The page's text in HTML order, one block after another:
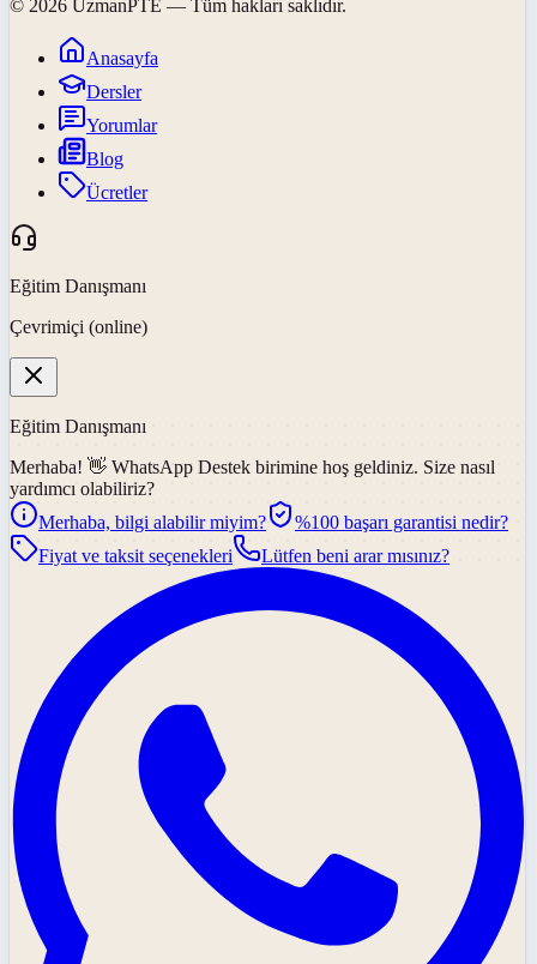
© 2026 UzmanPTE — Tüm hakları saklıdır.
Anasayfa
Dersler
Yorumlar
Blog
Ücretler
Eğitim Danışmanı
Çevrimiçi (online)
Eğitim Danışmanı
Merhaba! 👋 WhatsApp Destek birimine hoş geldiniz. Size nasıl
yardımcı olabiliriz?
Merhaba, bilgi alabilir miyim?
%100 başarı garantisi nedir?
Fiyat ve taksit seçenekleri
Lütfen beni arar mısınız?